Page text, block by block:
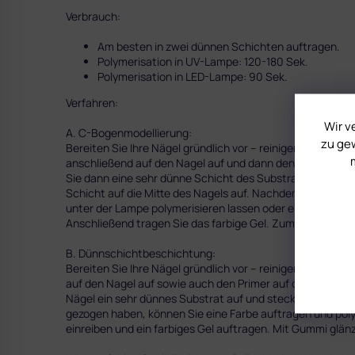
Wir
zu
Verbrauch:
Am besten in zwei dünnen Schichten auftragen.
Polymerisation in UV-Lampe: 120-180 Sek.
Polymerisation in LED-Lampe: 90 Sek.
Verfahren:
A. C-Bogenmodellierung:
Bereiten Sie Ihre Nägel gründlich vor – reinigen Sie die,
anschließend auf den Nagel auf und dann den Primer
Sie dann eine sehr dünne Schicht des Substratgels auf,
Schicht auf die Mitte des Nagels auf. Nachdem Sie die
unter der Lampe polymerisieren lassen oder erst den
Anschließend tragen Sie das farbige Gel. Zum Schmluss
B. Dünnschichtbeschichtung:
Bereiten Sie Ihre Nägel gründlich vor – reinigen Sie sie,
auf den Nagel auf sowie auch den Primer auf die Nägel
Nägel ein sehr dünnes Substrat auf und stecken Sie Ihre
gezogen haben, können Sie eine Farbe auftragen und
einreiben und ein farbiges Gel auftragen. Mit Gummi